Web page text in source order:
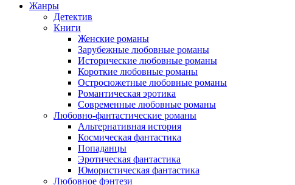
Жанры
Детектив
Книги
Женские романы
Зарубежные любовные романы
Исторические любовные романы
Короткие любовные романы
Остросюжетные любовные романы
Романтическая эротика
Современные любовные романы
Любовно-фантастические романы
Альтернативная история
Космическая фантастика
Попаданцы
Эротическая фантастика
Юмористическая фантастика
Любовное фэнтези